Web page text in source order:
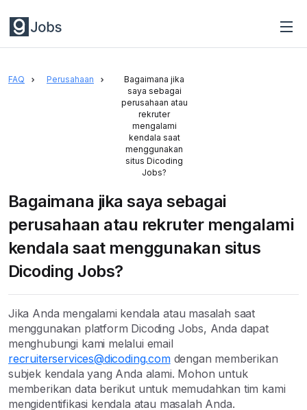
FAQ Perusahaan
Bagaimana jika
saya sebagai
perusahaan atau
rekruter
mengalami
kendala saat
menggunakan
situs Dicoding
Jobs?
Bagaimana jika saya sebagai
perusahaan atau rekruter mengalami
kendala saat menggunakan situs
Dicoding Jobs?
Jika Anda mengalami kendala atau masalah saat
menggunakan platform Dicoding Jobs, Anda dapat
menghubungi kami melalui email
recruiterservices@dicoding.comdengan memberikan
subjek kendala yang Anda alami. Mohon untuk
memberikan data berikut untuk memudahkan tim kami
mengidentifikasi kendala atau masalah Anda.